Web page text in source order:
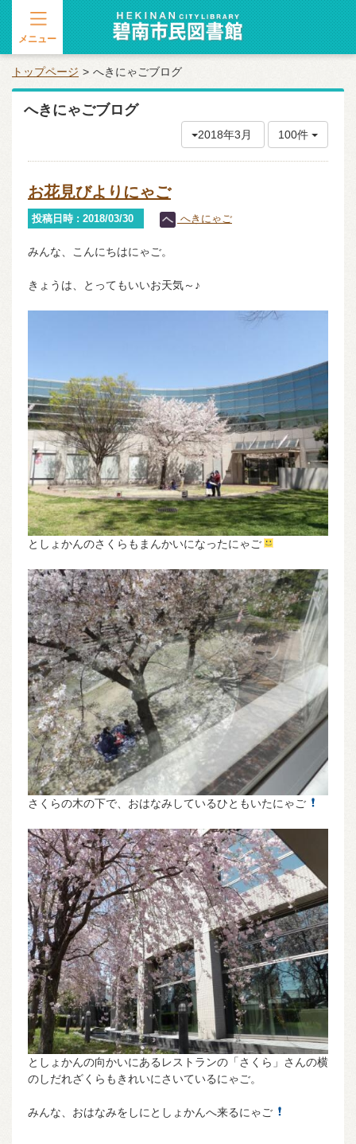
メニュー
トップページ へきにゃごブログ
へきにゃごブログ
2018年3月 100件
お花見びよりにゃご
投稿日時 : 2018/03/30 へきにゃご
みんな、こんにちはにゃご。
きょうは、とってもいいお天気～♪
としょかんのさくらもまんかいになったにゃご
さくらの木の下で、おはなみしているひともいたにゃご
としょかんの向かいにあるレストランの「さくら」さんの横
のしだれざくらもきれいにさいているにゃご。
みんな、おはなみをしにとしょかんへ来るにゃご